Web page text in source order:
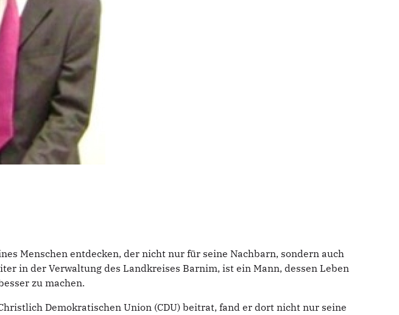
Menschen entdecken, der nicht nur für seine Nachbarn, sondern auch
in der Verwaltung des Landkreises Barnim, ist ein Mann, dessen Leben
zu machen.
Demokratischen Union (CDU) beitrat, fand er dort nicht nur seine